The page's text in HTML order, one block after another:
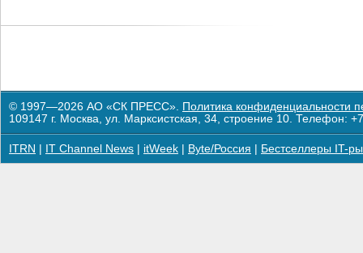
© 1997—2026 АО «СК ПРЕСС». Политика конфиденциальности
109147 г. Москва, ул. Марксистская, 34, строение 10. Телефон:
ITRN IT Channel News itWeek Byte/Россия Бестселлеры IT-